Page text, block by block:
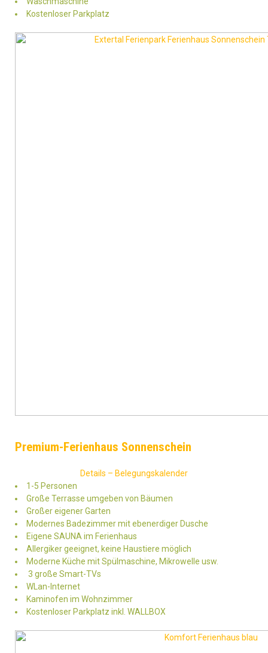
Kostenloser Parkplatz
Premium-Ferienhaus Sonnenschein
Details – Belegungskalender
1-5 Personen
Große Terrasse umgeben von Bäumen
Großer eigener Garten
Modernes Badezimmer mit ebenerdiger Dusche
Eigene SAUNA im Ferienhaus
Allergiker geeignet, keine Haustiere möglich
Moderne Küche mit Spülmaschine, Mikrowelle usw.
3 große Smart-TVs
WLan-Internet
Kaminofen im Wohnzimmer
Kostenloser Parkplatz inkl. WALLBOX